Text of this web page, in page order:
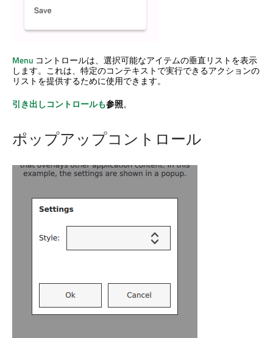
Menu コントロールは、選択可能なアイテムの垂直リストを表示
します。これは、特定のコンテキストで実行できるアクションの
リストを提供するために使用できます。
引き出しコントロールも参照。
ポップアップコントロール